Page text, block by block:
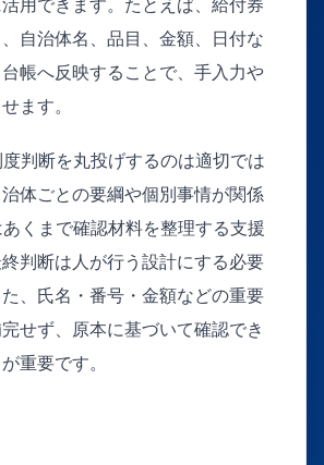
用できます。たとえば、給付券
自治体名、品目、金額、日付な
帳へ反映することで、手入力や
ます。
判断を丸投げするのは適切では
体ごとの要綱や個別事情が関係
くまで確認材料を整理する支援
判断は人が行う設計にする必要
、氏名・番号・金額などの重要
せず、原本に基づいて確認でき
重要です。